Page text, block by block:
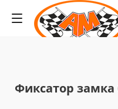
Фиксатор замка